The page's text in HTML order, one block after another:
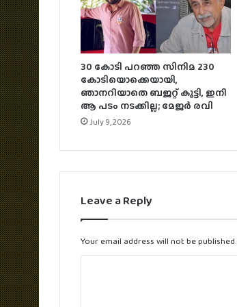
30 കോടി പറഞ്ഞ സിനിമ 230
കോടിയൊക്കെയായി,
ഞാനറിയാതെ ബജറ്റ് കൂട്ടി, ഇനി
ആ പടം നടക്കില്ല; മേജർ രവി
July 9, 2026
Leave a Reply
Your email address will not be published.